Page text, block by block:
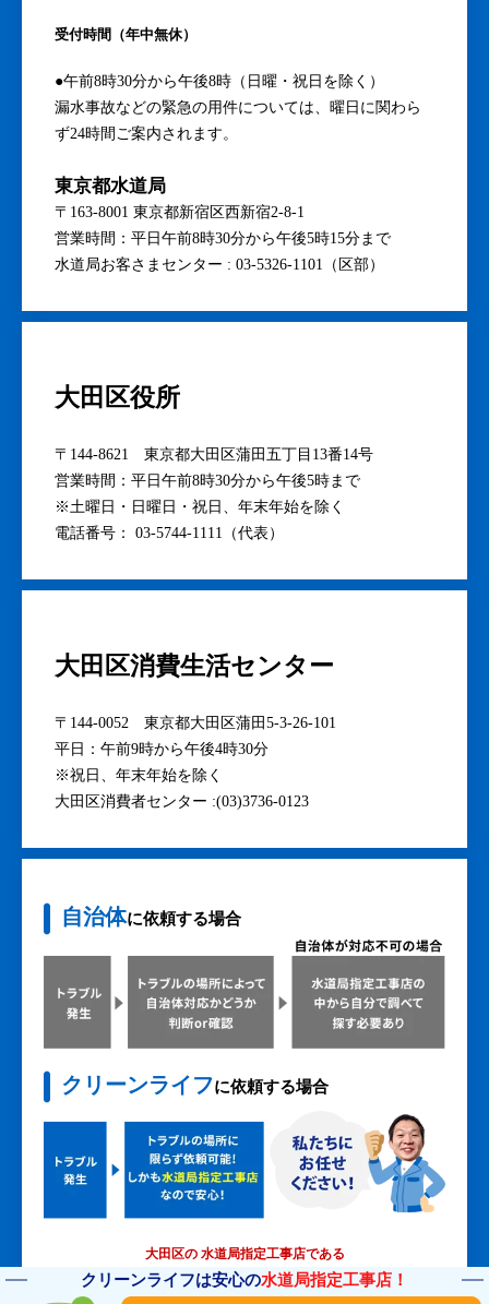
受付時間（年中無休）
●午前8時30分から午後8時（日曜・祝日を除く）
漏水事故などの緊急の用件については、曜日に関わら
ず24時間ご案内されます。
東京都水道局
〒163-8001 東京都新宿区西新宿2-8-1
営業時間：平日午前8時30分から午後5時15分まで
水道局お客さまセンター : 03-5326-1101（区部）
大田区役所
〒144-8621 東京都大田区蒲田五丁目13番14号
営業時間：平日午前8時30分から午後5時まで
※土曜日・日曜日・祝日、年末年始を除く
電話番号： 03-5744-1111（代表）
大田区消費生活センター
〒144-0052 東京都大田区蒲田5-3-26-101
平日：午前9時から午後4時30分
※祝日、年末年始を除く
大田区消費者センター :(03)3736-0123
自治体に依頼する場合
クリーンライフに依頼する場合
大田区の 水道局指定工事店である
クリーンライフなら、緊急性の高い
クリーンライフは安心の水道局指定工事店！